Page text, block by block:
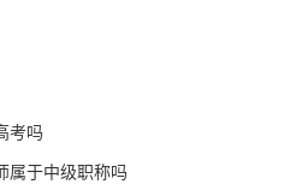
考吗
属于中级职称吗